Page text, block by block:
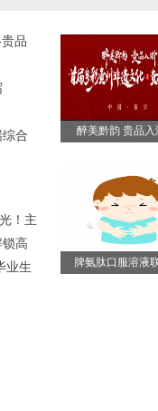
品
合
！主
高
业生
醉美黔韵 贵品入
脾氨肽口服溶液